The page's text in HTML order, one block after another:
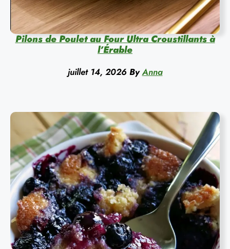
Pilons de Poulet au Four Ultra Croustillants à
l’Érable
juillet 14, 2026 By Anna